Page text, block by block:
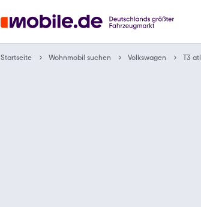
Startseite Wohnmobil suchen Volkswagen T3